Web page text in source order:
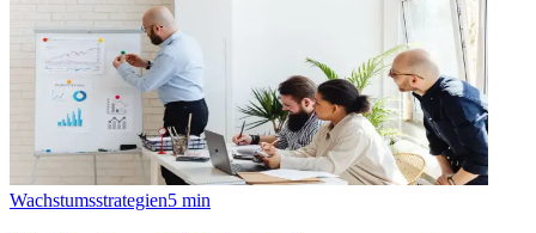
Wachstumsstrategien5 min